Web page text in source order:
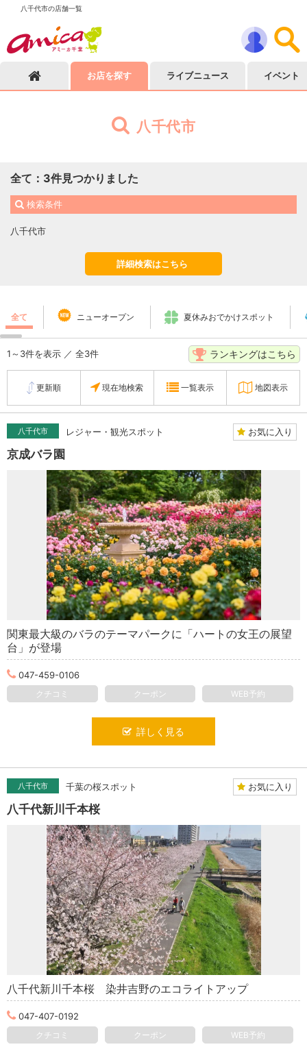
八千代市の店舗一覧
お店を探す ライブニュース イベント
八千代市
全て ： 3件見つかりました
検索条件
八千代市
詳細検索はこちら
全て ニューオープン 夏休みおでかけスポット
1～3件を表示 ／ 全3件 ランキングはこちら
更新順 現在地検索 一覧表示 地図表示
八千代市 レジャー・観光スポット お気に入り
京成バラ園
関東最大級のバラのテーマパークに「ハートの女王の展望
台」が登場
047-459-0106
クチコミ クーポン WEB予約
詳しく見る
八千代市 千葉の桜スポット お気に入り
八千代新川千本桜
八千代新川千本桜 染井吉野のエコライトアップ
047-407-0192
クチコミ クーポン WEB予約